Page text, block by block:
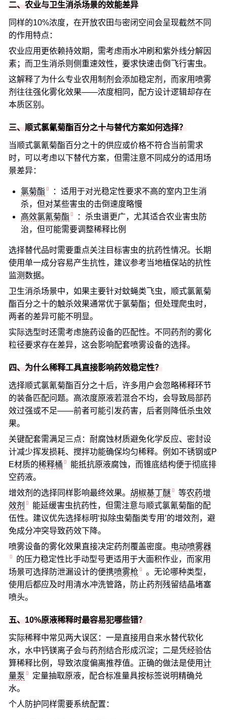
二、农业与卫生消杀场景的效能差异
同样的10%浓度，在开放农田与密闭空间会呈现截然不同
的作用特点：
农业应用更依赖持效期，需考虑雨水冲刷和紫外线分解因
素；而卫生消杀则侧重速效性，要求快速击倒飞行害虫。
这解释了为什么专业农用制剂会添加稳定剂，而家用喷雾
剂往往强化雾化效果——浓度相同，配方设计逻辑却存在
本质区别。
三、顺式氯氰菊酯百分之十与替代方案如何选择？
当顺式氯氰菊酯百分之十的供应或价格不符合当前需求
时，可以考虑以下替代方案，但需注意不同成分的适用场
景差异：
氯菊酯
：适用于对光稳定性要求不高的室内卫生消
杀，但对某些害虫的击倒速度略慢
高效氯氰菊酯
：杀虫谱更广，尤其适合农业害虫防
治，但可能需要调整稀释比例
选择替代品时需要重点关注目标害虫的抗药性情况。长期
使用单一成分容易产生抗性，建议参考当地植保站的抗性
监测数据。
卫生消杀场景中，如果主要针对蚊蝇类飞虫，顺式氯氰菊
酯百分之十的触杀效果通常优于氯菊酯；但处理爬虫时，
两者的差异可能不明显。
实际选型时还需考虑施药设备的匹配性。不同药剂的雾化
粒径要求存在差异，这会影响配套喷雾设备的选择。
四、为什么稀释工具直接影响药效稳定性？
选择顺式氯氰菊酯百分之十后，许多用户会忽略稀释环节
的装备匹配问题。高浓度原液若混合不均，会导致局部药
效过强或不足——前者可能引发药害，后者则降低杀虫效
果。
关键配套需满足三点：耐腐蚀材质避免化学反应、密封设
计减少挥发损耗、搅拌功能确保均匀稀释。例如不锈钢或P
E材质的稀释桶
能抵抗原液腐蚀，而锥底结构便于彻底排
空药液。
增效剂的选择同样影响最终效果。 胡椒基丁醚 等农药增
效剂
能延缓害虫抗药性，但需注意与顺式氯氰菊酯的配
伍性。建议优先选择标明‘拟除虫菊酯类专用’的增效剂，避
免成分冲突导致药效下降。
喷雾设备的雾化效果直接决定药剂覆盖密度。
电动喷雾器
的压力稳定性比手动型号更适用于大面积作业，而家用
场景可选择防泄漏设计的便携喷雾枪
。无论哪种类型，
使用后都应及时用清水冲洗管路，防止药剂残留结晶堵塞
喷头。
五、10%原液稀释时最容易犯哪些错？
实际稀释中常见两大误区：一是直接用自来水替代软化
水，水中钙镁离子会与药剂结合形成沉淀；二是凭经验估
算稀释比例，导致浓度偏离推荐值。正确的做法是使用计
量泵
定量抽取原液，配合标准量具按标签说明精确兑
水。
个人防护同样需要系统配置：